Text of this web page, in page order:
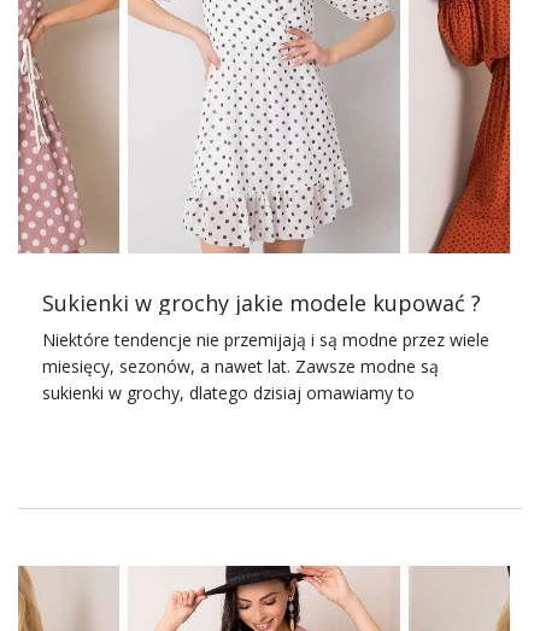
kreacji, przepych również nie jest wskazany. Ma być na
poziomie więc warto wybrać coś nowego. Wy na pewno
również będziecie czuły się najlepiej, kiedy założycie
sukienki na chrzciny
z tego sezonu. Jak dodać sobie
elegancji? Możesz chociażby zdecydować się na kolory
pastelowe. Nie dość, że są najmodniejsze w tym sezonie,
dodadzą Twojej stylizacji świątecznego charakteru.
Zauważyłaś, że dzieje się tak zawsze, kiedy ktoś ubierze
się na jasno? Zawsze zostaje zauważony. To, że
proponujemy Ci stonowane barwy wcale nie oznacza, że
Sukienki w grochy jakie modele kupować ?
Niektóre tendencje nie przemijają i są modne przez wiele
miesięcy, sezonów, a nawet lat. Zawsze modne są
sukienki w grochy, dlatego dzisiaj omawiamy to
Grochy, kropki i kropeczki
XX wieku. Zawsze najpopularniejsze były jednak sukienki
w grochy – subtelne, kobiece i pełne szyku. Najczęściej
sukienki z tym zdobieniem były tworzone w taki sposób,